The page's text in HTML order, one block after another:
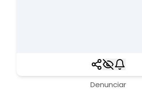
Denunciar